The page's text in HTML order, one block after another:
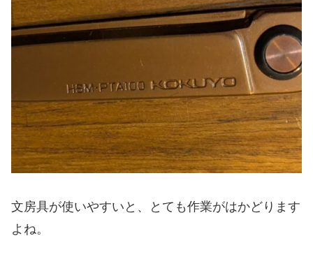
文房具が使いやすいと、とても作業がはかどります
よね。